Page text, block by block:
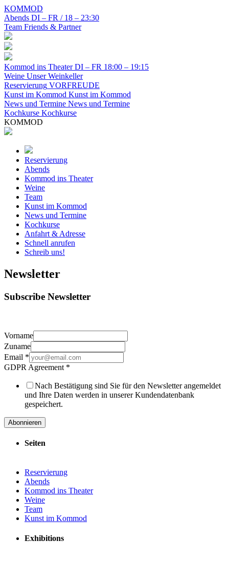
KOMMOD
Abends DI – FR / 18 – 23:30
Team Friends & Partner
Kommod ins Theater DI – FR 18:00 – 19:15
Weine Unser Weinkeller
Reservierung VORFREUDE
Kunst im Kommod Kunst im Kommod
News und Termine News und Termine
Kochkurse Kochkurse
KOMMOD
Reservierung
Abends
Kommod ins Theater
Weine
Team
Kunst im Kommod
News und Termine
Kochkurse
Anfahrt & Adresse
Schnell anrufen
Schreib uns!
Newsletter
Subscribe Newsletter
Vorname
Zuname
Email *
GDPR Agreement *
Nach Bestätigung sind Sie für den Newsletter angemeldet
und Ihre Daten werden in unserer Kundendatenbank
gespeichert.
Abonnieren
Seiten
Reservierung
Abends
Kommod ins Theater
Weine
Team
Kunst im Kommod
Exhibitions